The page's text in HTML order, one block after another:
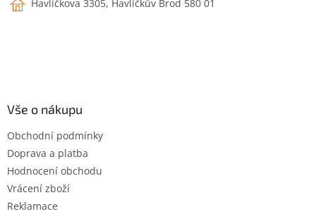
Havlíčkova 3305, Havlíčkův Brod 580 01
Vše o nákupu
Obchodní podmínky
Doprava a platba
Hodnocení obchodu
Vrácení zboží
Reklamace